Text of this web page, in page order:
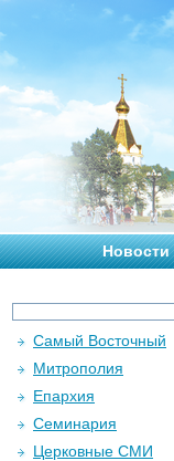
Новости
Самый Восточный
Митрополия
Епархия
Семинария
Церковные СМИ